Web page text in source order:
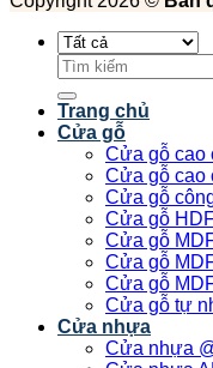
Tìm
kiếm:
Trang chủ
Cửa gỗ
Cửa gỗ cao
Cửa gỗ cao
Cửa gỗ
Cửa gỗ
Cửa gỗ
Cửa gỗ
Cửa gỗ
Cửa gỗ tự
Cửa nhựa
Cửa nhựa